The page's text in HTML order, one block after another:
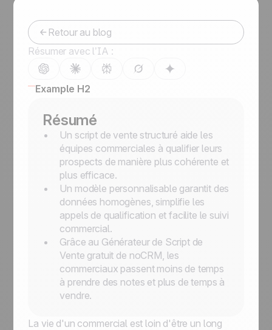
Retour au blog
Résumer avec l’IA :
Example H2
Résumé
Un script de vente structuré aide les
équipes commerciales à qualifier leurs
prospects de manière plus cohérente et
plus efficace.
Un modèle personnalisable garantit des
données homogènes, simplifie les
appels de qualification et facilite le suivi
commercial.
Grâce au Générateur de Script de
Vente gratuit de noCRM, les
commerciaux passent moins de temps
à prendre des notes et plus de temps à
vendre.
La vie d'un commercial est loin d'être un long